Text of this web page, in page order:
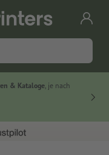
& Kataloge, je nach